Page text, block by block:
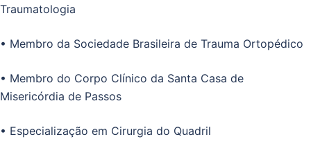
Traumatologia
• Membro da Sociedade Brasileira de Trauma Ortopédico
• Membro do Corpo Clínico da Santa Casa de
Misericórdia de Passos
• Especialização em Cirurgia do Quadril